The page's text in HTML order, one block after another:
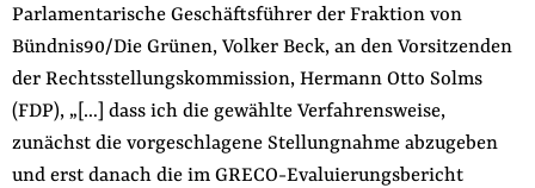
Parlamentarische Geschäftsführer der Fraktion von
Bündnis90/Die Grünen, Volker Beck, an den Vorsitzenden
der Rechtsstellungskommission, Hermann Otto Solms
(FDP), „[…] dass ich die gewählte Verfahrensweise,
zunächst die vorgeschlagene Stellungnahme abzugeben
und erst danach die im GRECO-Evaluierungsbericht